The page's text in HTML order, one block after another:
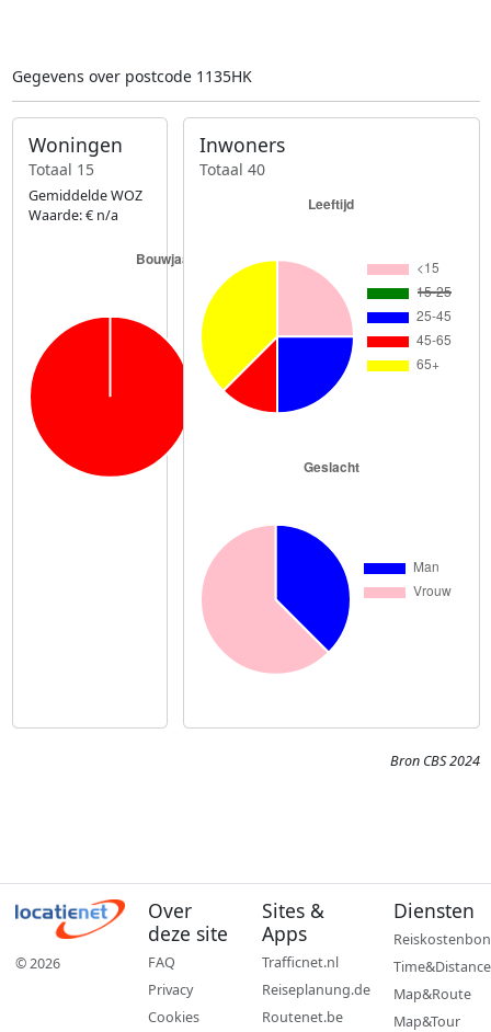
Gegevens over postcode 1135HK
Woningen
Totaal 15
Gemiddelde WOZ
Waarde: € n/a
Inwoners
Totaal 40
Bron CBS 2024
© 2026
Over
deze site
FAQ
Privacy
Cookies
Sites &
Apps
Trafficnet.nl
Reiseplanung.de
Routenet.be
Diensten
Reiskostenbon
Time&Distance
Map&Route
Map&Tour